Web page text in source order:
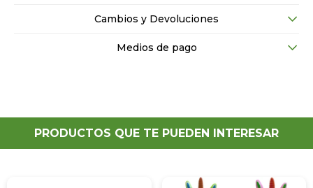
Cambios y Devoluciones
Medios de pago
PRODUCTOS QUE TE PUEDEN INTERESAR